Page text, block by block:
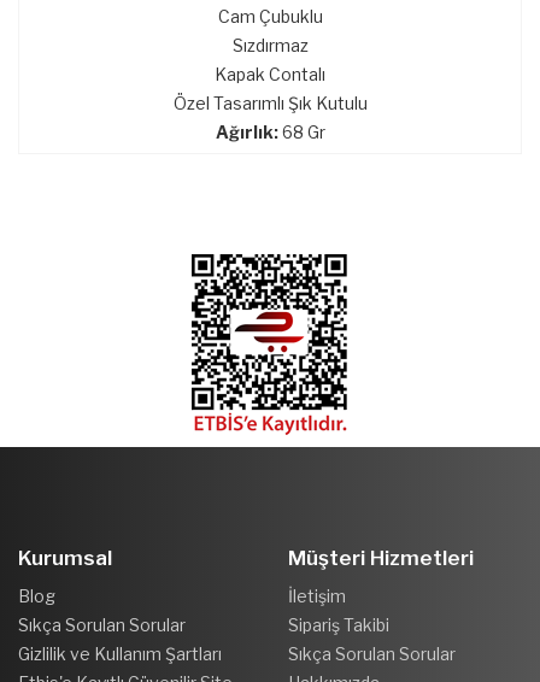
Cam Çubuklu
Sızdırmaz
Kapak Contalı
Özel Tasarımlı Şık Kutulu
Ağırlık:68 Gr
Kurumsal
Blog
Sıkça Sorulan Sorular
Gizlilik ve Kullanım Şartları
Müşteri Hizmetleri
İletişim
Sipariş Takibi
Sıkça Sorulan Sorular